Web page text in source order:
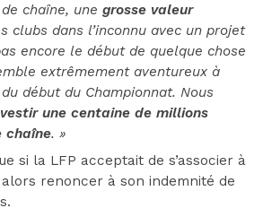
chaîne, une grosse valeur
clubs dans l’inconnu avec un projet
encore le début de quelque chose
extrêmement aventureux à
début du Championnat. Nous
une centaine de millions
chaîne. »
si la LFP acceptait de s’associer à
renoncer à son indemnité de